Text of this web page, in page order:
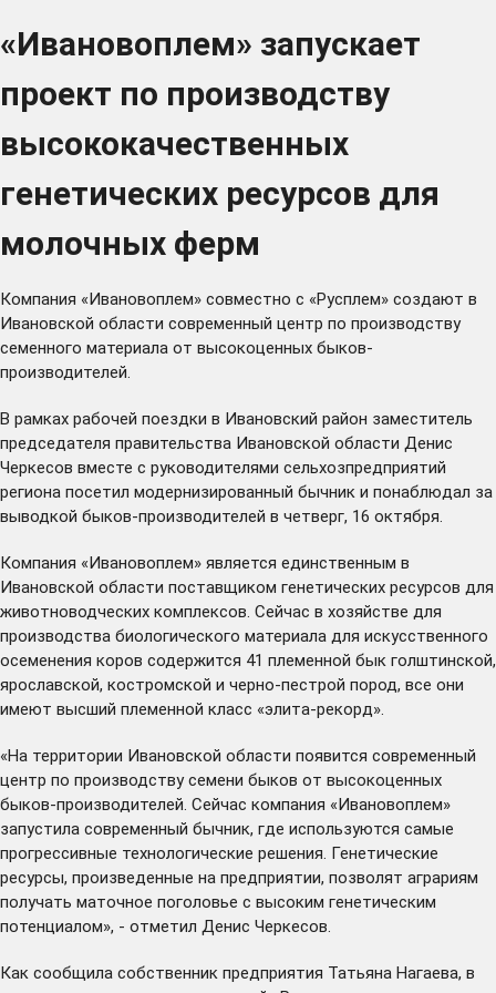
«Ивановоплем» запускает
проект по производству
высококачественных
генетических ресурсов для
молочных ферм
Компания «Ивановоплем» совместно с «Русплем» создают в
Ивановской области современный центр по производству
семенного материала от высокоценных быков-
производителей.
В рамках рабочей поездки в Ивановский район заместитель
председателя правительства Ивановской области Денис
Черкесов вместе с руководителями сельхозпредприятий
региона посетил модернизированный бычник и понаблюдал за
выводкой быков-производителей в четверг, 16 октября.
Компания «Ивановоплем» является единственным в
Ивановской области поставщиком генетических ресурсов для
животноводческих комплексов. Сейчас в хозяйстве для
производства биологического материала для искусственного
осеменения коров содержится 41 племенной бык голштинской,
ярославской, костромской и черно-пестрой пород, все они
имеют высший племенной класс «элита-рекорд».
«На территории Ивановской области появится современный
центр по производству семени быков от высокоценных
быков-производителей. Сейчас компания «Ивановоплем»
запустила современный бычник, где используются самые
прогрессивные технологические решения. Генетические
ресурсы, произведенные на предприятии, позволят аграриям
получать маточное поголовье с высоким генетическим
потенциалом», - отметил Денис Черкесов.
Как сообщила собственник предприятия Татьяна Нагаева, в